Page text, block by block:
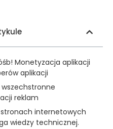
Monetyzacja aplikacji
aplikacji
wszechstronne
reklam
internetowych
wiedzy technicznej.